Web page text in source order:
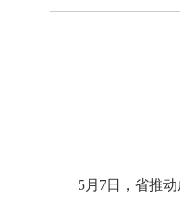
5月7日，省推动成